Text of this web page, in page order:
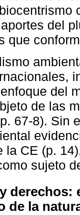
del
que
del
de las
67-8). Sin
la CE (p.
sujeto
derechos:
de la